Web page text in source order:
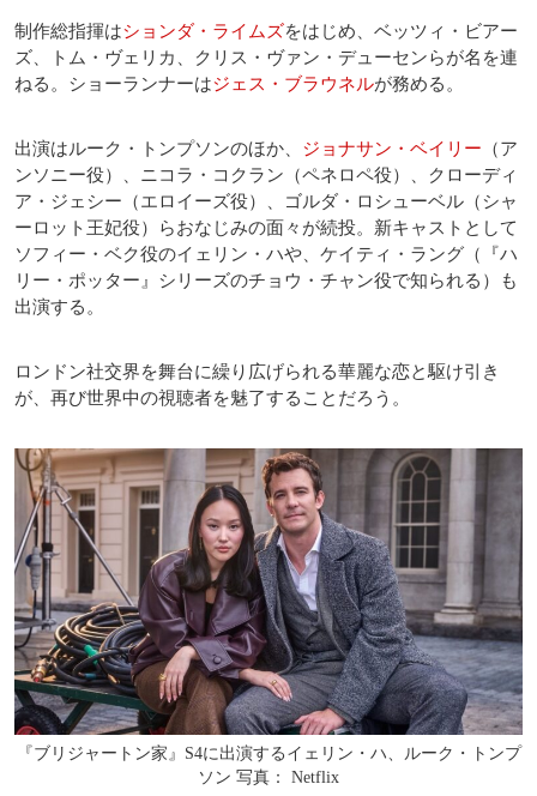
制作総指揮はションダ・ライムズをはじめ、ベッツィ・ビアー
ズ、トム・ヴェリカ、クリス・ヴァン・デューセンらが名を連
ねる。ショーランナーはジェス・ブラウネルが務める。
出演はルーク・トンプソンのほか、 ジョナサン・ベイリー （ア
ンソニー役）、ニコラ・コクラン（ペネロペ役）、クローディ
ア・ジェシー（エロイーズ役）、ゴルダ・ロシューベル（シャ
ーロット王妃役）らおなじみの面々が続投。新キャストとして
ソフィー・ベク役のイェリン・ハや、ケイティ・ラング（『ハ
リー・ポッター』シリーズのチョウ・チャン役で知られる）も
出演する。
ロンドン社交界を舞台に繰り広げられる華麗な恋と駆け引き
が、再び世界中の視聴者を魅了することだろう。
『ブリジャートン家』S4に出演するイェリン・ハ、ルーク・トンプ
ソン 写真： Netflix